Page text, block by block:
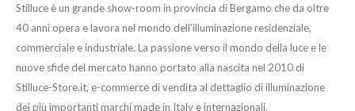
Stilluce è un grande show-room in provincia di Bergamo che da oltre
40 anni opera e lavora nel mondo dell’illuminazione residenziale,
commerciale e industriale. La passione verso il mondo della luce e le
nuove sfide del mercato hanno portato alla nascita nel 2010 di
Stilluce-Store.it, e-commerce di vendita al dettaglio di illuminazione
dei più importanti marchi made in Italy e internazionali.